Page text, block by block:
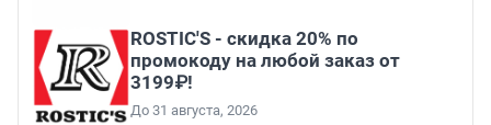
ROSTIC'S - скидка 20% по
промокоду на любой заказ от
3199₽!
До 31 августа, 2026